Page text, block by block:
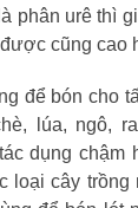
phân urê thì
cũng cao
để bón cho
lúa, ngô,
dụng chậm
loại cây trồng